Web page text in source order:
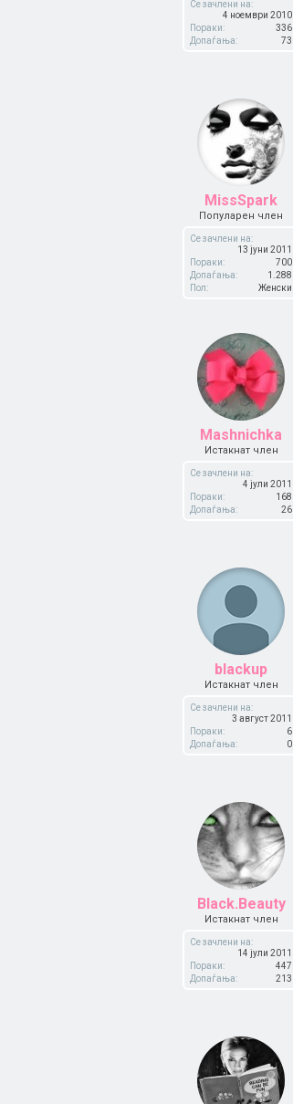
Се зачлени на:
4 ноември 2010
Пораки:
336
Допаѓања:
73
MissSpark
Популарен член
Се зачлени на:
13 јуни 2011
Пораки:
700
Допаѓања:
1.288
Пол:
Женски
Mashnichka
Истакнат член
Се зачлени на:
4 јули 2011
Пораки:
168
Допаѓања:
26
blackup
Истакнат член
Се зачлени на:
3 август 2011
Пораки:
6
Допаѓања:
0
Black.Beauty
Истакнат член
Се зачлени на:
14 јули 2011
Пораки:
447
Допаѓања:
213